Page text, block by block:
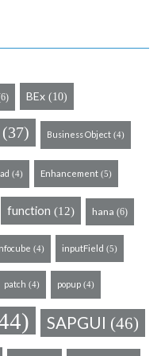
BEx (10)
(37) Business Object (4)
(4) Enhancement (5)
function (12) hana (6)
(4) inputField (5)
patch (4) popup (4)
SAPGUI (46)